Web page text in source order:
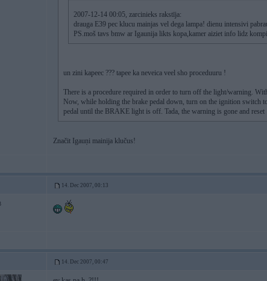
2007-12-14 00:05, zarcinieks rakstīja:
drauga E39 pec klucu mainjas vel dega lampa! dienu intensivi
PS.moš tavs bmw ar Igaunija likts kopa,kamer aiziet info lidz
un zini kapeec ??? tapee ka neveica veel sho proceduuru !
There is a procedure required in order to turn off the light/warning.
Now, while holding the brake pedal down, turn on the ignition switch
pedal until the BRAKE light is off. Tada, the warning is gone and reset
Značit Igauņi mainija klučus!
14. Dec 2007, 00:13
14. Dec 2007, 00:47